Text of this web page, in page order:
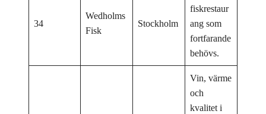
34
Wedholms
Fisk
Stockholm
fiskrestaur
ang som
fortfarande
behövs.
Vin, värme
och
kvalitet i